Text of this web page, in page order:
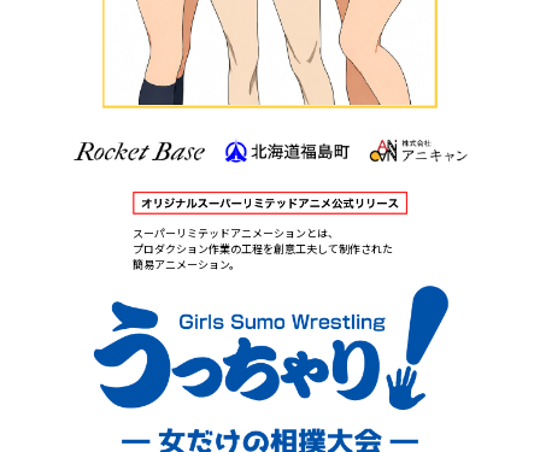
スーパーリミテッドアニメーションとは、
プロダクション作業の工程を創意工夫して制作された
簡易アニメーション。